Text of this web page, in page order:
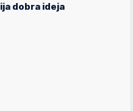
dobra ideja